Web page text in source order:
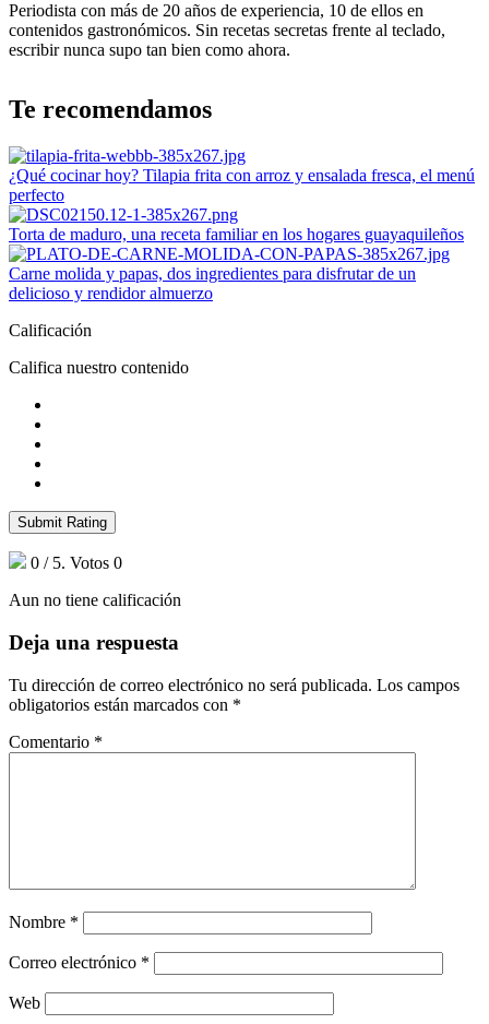
Periodista con más de 20 años de experiencia, 10 de ellos en
contenidos gastronómicos. Sin recetas secretas frente al teclado,
escribir nunca supo tan bien como ahora.
Te recomendamos
¿Qué cocinar hoy? Tilapia frita con arroz y ensalada fresca, el menú
perfecto
Torta de maduro, una receta familiar en los hogares guayaquileños
Carne molida y papas, dos ingredientes para disfrutar de un
delicioso y rendidor almuerzo
Calificación
Califica nuestro contenido
Submit Rating
0 / 5. Votos 0
Aun no tiene calificación
Deja una respuesta
Tu dirección de correo electrónico no será publicada. Los campos
obligatorios están marcados con *
Comentario *
Nombre *
Correo electrónico *
Web